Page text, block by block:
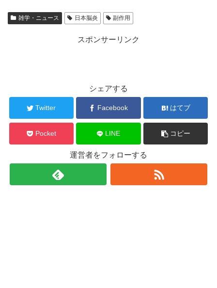
雑学・ニュース 日本脳炎 副作用
スポンサーリンク
シェアする
Twitter Facebook はてブ
Pocket LINE コピー
運営者をフォローする